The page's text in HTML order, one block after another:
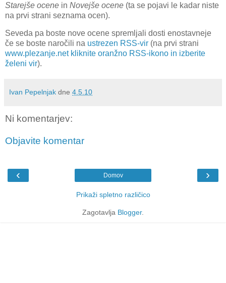
Starejše ocene in Novejše ocene (ta se pojavi le kadar niste
na prvi strani seznama ocen).
Seveda pa boste nove ocene spremljali dosti enostavneje
če se boste naročili na ustrezen RSS-vir (na prvi strani
www.plezanje.net kliknite oranžno RSS-ikono in izberite
želeni vir).
Ivan Pepelnjak dne 4.5.10
Ni komentarjev:
Objavite komentar
‹ ›
Domov
Prikaži spletno različico
Zagotavlja Blogger.